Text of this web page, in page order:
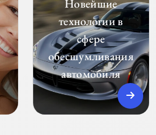
Новейшие
технологии в
сфере
обесшумливания
автомобиля